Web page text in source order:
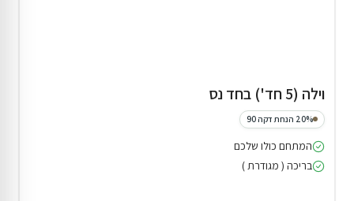
וילה (5 חד') בחד נס
20% הנחת דקה 90
המתחם כולו שלכם
בריכה ( מגודרת )